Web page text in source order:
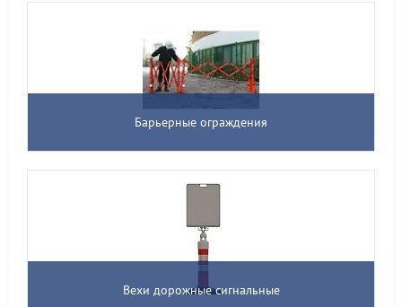
Барьерные ограждения
Вехи дорожные сигнальные